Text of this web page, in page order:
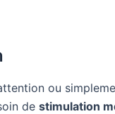
ou
de stimulation